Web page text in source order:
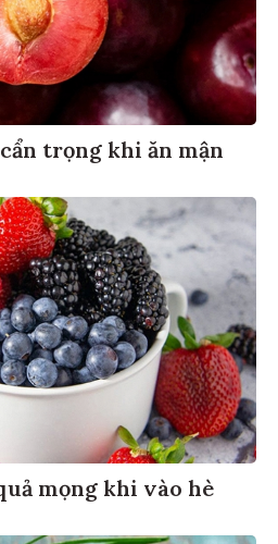
trọng khi ăn mận
mọng khi vào hè